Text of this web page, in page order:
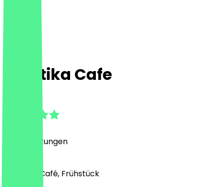
Mantika Cafe
Bewertungen
Türkisch, Café, Frühstück